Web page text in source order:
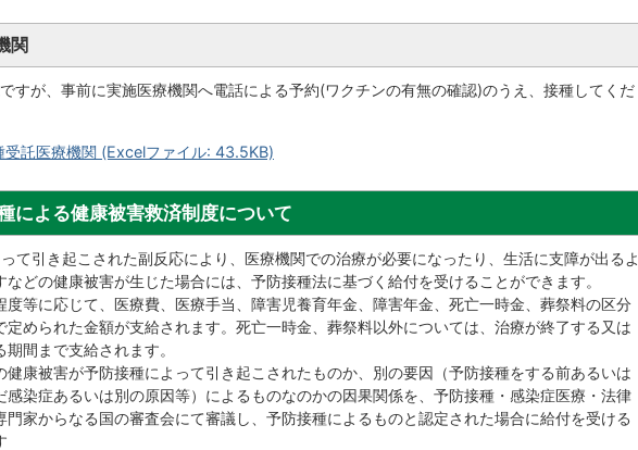
関
すが、事前に実施医療機関へ電話による予約(ワクチンの有無の確認)のうえ、接種してくだ
受託医療機関 (Excelファイル: 43.5KB)
による健康被害救済制度について
て引き起こされた副反応により、医療機関での治療が必要になったり、生活に支障が出るよ
などの健康被害が生じた場合には、予防接種法に基づく給付を受けることができます。
等に応じて、医療費、医療手当、障害児養育年金、障害年金、死亡一時金、葬祭料の区分
定められた金額が支給されます。死亡一時金、葬祭料以外については、治療が終了する又は
間まで支給されます。
康被害が予防接種によって引き起こされたものか、別の要因（予防接種をする前あるいは
感染症あるいは別の原因等）によるものなのかの因果関係を、予防接種・感染症医療・法律
門家からなる国の審査会にて審議し、予防接種によるものと認定された場合に給付を受ける